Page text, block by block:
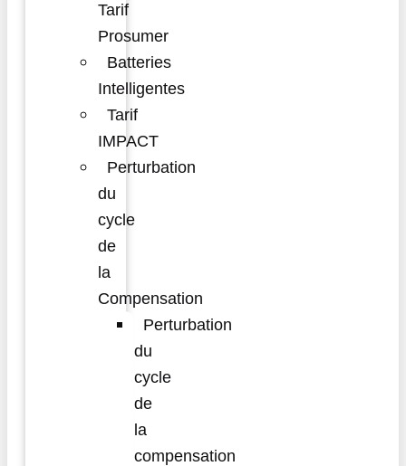
Tarif
Prosumer
Batteries
Intelligentes
Tarif
IMPACT
Perturbation
du
cycle
de
la
Compensation
Perturbation
du
cycle
de
la
compensation